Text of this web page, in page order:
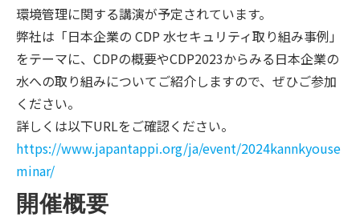
環境管理に関する講演が予定されています。
弊社は「日本企業の CDP 水セキュリティ取り組み事例」
をテーマに、CDPの概要やCDP2023からみる日本企業の
水への取り組みについてご紹介しますので、ぜひご参加
ください。
詳しくは以下URLをご確認ください。
https://www.japantappi.org/ja/event/2024kannkyouse
minar/
開催概要